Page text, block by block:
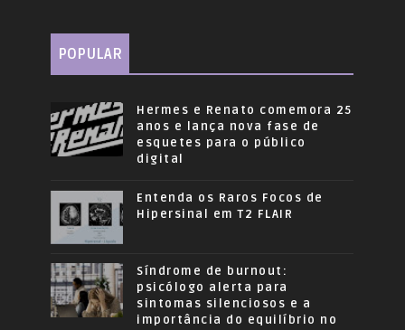
POPULAR
Hermes e Renato comemora 25
anos e lança nova fase de
esquetes para o público
digital
Entenda os Raros Focos de
Hipersinal em T2 FLAIR
Síndrome de burnout:
psicólogo alerta para
sintomas silenciosos e a
importância do equilíbrio no